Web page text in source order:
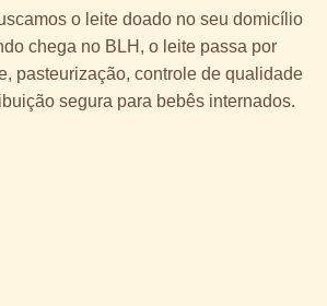
o leite doado no seu domicílio
chega no BLH, o leite passa por
pasteurização, controle de qualidade
segura para bebês internados.